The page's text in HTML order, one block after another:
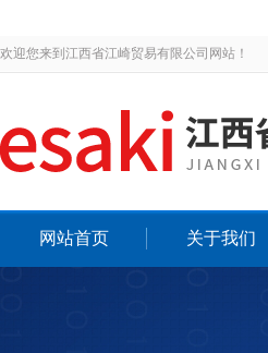
欢迎您来到江西省江崎贸易有限公司网站！
网站首页 关于我们